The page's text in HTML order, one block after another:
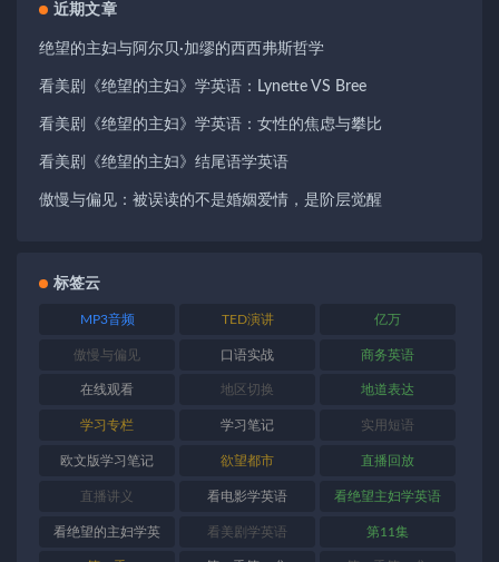
近期文章
绝望的主妇与阿尔贝·加缪的西西弗斯哲学
看美剧《绝望的主妇》学英语：Lynette VS Bree
看美剧《绝望的主妇》学英语：女性的焦虑与攀比
看美剧《绝望的主妇》结尾语学英语
傲慢与偏见：被误读的不是婚姻爱情，是阶层觉醒
标签云
MP3音频 TED演讲 亿万
傲慢与偏见 口语实战 商务英语
在线观看 地区切换 地道表达
学习专栏 学习笔记 实用短语
欧文版学习笔记 欲望都市 直播回放
直播讲义 看电影学英语 看绝望主妇学英语
看绝望的主妇学英 看美剧学英语 第11集